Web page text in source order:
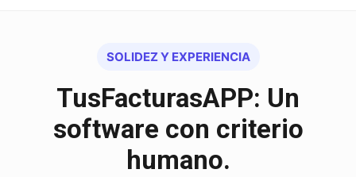
SOLIDEZ Y EXPERIENCIA
TusFacturasAPP: Un
software con criterio
humano.